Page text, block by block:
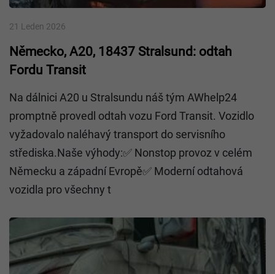
21 Leden 2026
Německo, A20, 18437 Stralsund: odtah
Fordu Transit
Na dálnici A20 u Stralsundu náš tým AWhelp24
promptně provedl odtah vozu Ford Transit. Vozidlo
vyžadovalo naléhavý transport do servisního
střediska.Naše výhody:✅ Nonstop provoz v celém
Německu a západní Evropě✅ Moderní odtahová
vozidla pro všechny t